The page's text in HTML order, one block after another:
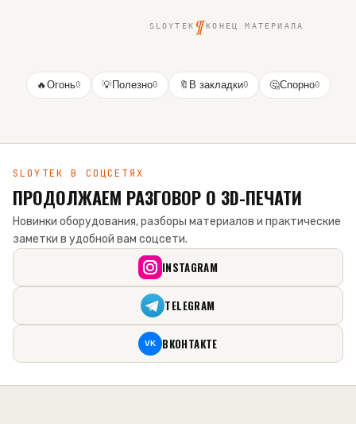
SLOYTEK ¶КОНЕЦ МАТЕРИАЛА
🔥Огонь0 💡Полезно0 🔖 В закладки0 🤔Спорно0
SLOYTEK В СОЦСЕТЯХ
ПРОДОЛЖАЕМ РАЗГОВОР О 3D-ПЕЧАТИ
Новинки оборудования, разборы материалов и практические
заметки в удобной вам соцсети.
INSTAGRAM
TELEGRAM
VK ВКОНТАКТЕ